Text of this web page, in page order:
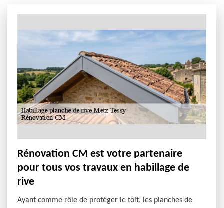
Rénovation CM est votre partenaire
pour tous vos travaux en habillage de
rive
Ayant comme rôle de protéger le toit, les planches de